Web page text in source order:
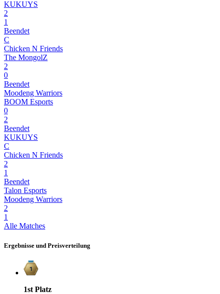
KUKUYS
2
1
Beendet
C
Chicken N Friends
The MongolZ
2
0
Beendet
Moodeng Warriors
BOOM Esports
0
2
Beendet
KUKUYS
C
Chicken N Friends
2
1
Beendet
Talon Esports
Moodeng Warriors
2
1
Alle Matches
Ergebnisse und Preisverteilung
1st Platz